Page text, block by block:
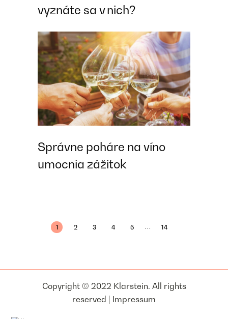
vyznáte sa v nich?
Správne poháre na víno
umocnia zážitok
1 2 3 4 5 ... 14
Copyright © 2022 Klarstein. All rights
reserved | Impressum